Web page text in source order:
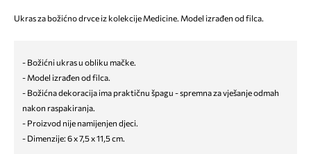
Ukras za božićno drvce iz kolekcije Medicine. Model izrađen od filca.
- Božićni ukras u obliku mačke.
- Model izrađen od filca.
- Božićna dekoracija ima praktičnu špagu - spremna za vješanje odmah
nakon raspakiranja.
- Proizvod nije namijenjen djeci.
- Dimenzije: 6 x 7,5 x 11,5 cm.